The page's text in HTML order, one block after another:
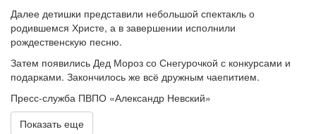
Далее детишки представили небольшой спектакль о
родившемся Христе, а в завершении исполнили
рождественскую песню.
Затем появились Дед Мороз со Снегурочкой с конкурсами и
подарками. Закончилось же всё дружным чаепитием.
Пресс-служба ПВПО «Александр Невский»
Показать еще